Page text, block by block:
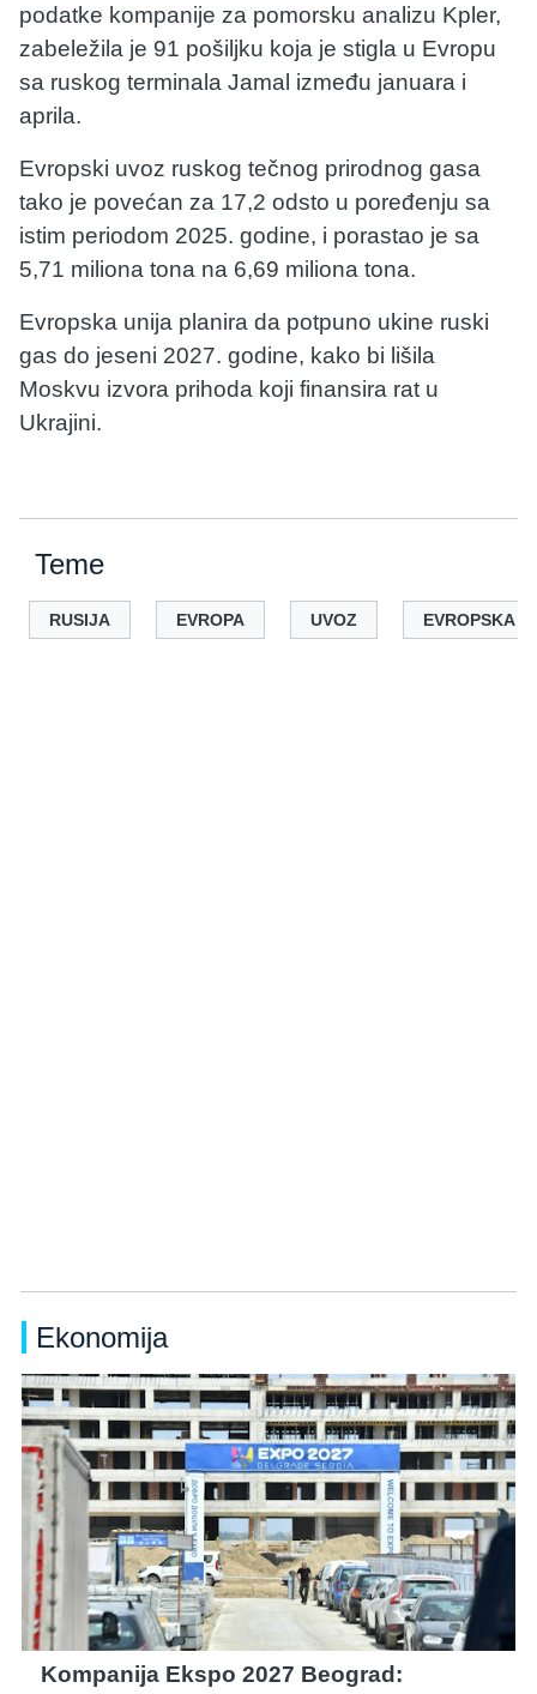
podatke kompanije za pomorsku analizu Kpler,
zabeležila je 91 pošiljku koja je stigla u Evropu
sa ruskog terminala Jamal između januara i
aprila.
Evropski uvoz ruskog tečnog prirodnog gasa
tako je povećan za 17,2 odsto u poređenju sa
istim periodom 2025. godine, i porastao je sa
5,71 miliona tona na 6,69 miliona tona.
Evropska unija planira da potpuno ukine ruski
gas do jeseni 2027. godine, kako bi lišila
Moskvu izvora prihoda koji finansira rat u
Ukrajini.
Teme
RUSIJA EVROPA UVOZ EVROPSKA
Ekonomija
Kompanija Ekspo 2027 Beograd: